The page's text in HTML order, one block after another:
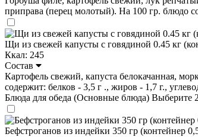
приправа (перец молотый). На 100 гр. блюдо
Щи из свежей капусты с говядиной 0.45 кг
Ккал: 245
Состав
Картофель свежий, капуста белокачанная,
содержит: белков - 3,5 г ., жиров - 1,7 г.,
Блюда для обеда (Основные блюда) Выберите
Бефстроганов из индейки 350 гр (контейнер